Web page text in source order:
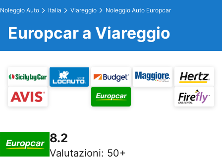
Noleggio Auto Italia Viareggio Noleggio Auto Europcar
Europcar a Viareggio
8.2
Valutazioni: 50+